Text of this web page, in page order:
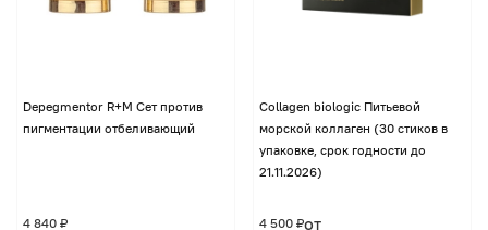
Depegmentor R+M Сет против
пигментации отбеливающий
4 840 ₽
Collagen biologic Питьевой
морской коллаген (30 стиков в
упаковке, срок годности до
21.11.2026)
от
4 500 ₽